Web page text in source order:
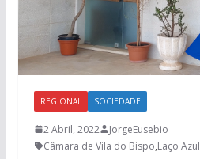
REGIONAL SOCIEDADE
2 Abril, 2022
JorgeEusebio
Câmara de Vila do Bispo,Laço Azul